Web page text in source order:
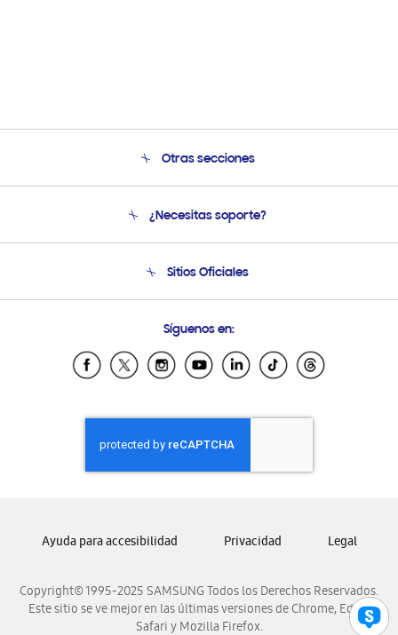
Otras secciones
Soporte
¿Necesitas soporte?
Soporte vía eMail
Sitios Oficiales
Samsung Ecuador
Samsung El Salvador
Samsung Honduras
Samsung Nicaragua
Samsung Panamá
Samsung Venezuela
Síguenos en:
Copyright© 1995-2025 SAMSUNG Todos los Derechos Reservados.
Este sitio se ve mejor en las últimas versiones de Chrome, Edge,
Safari y Mozilla Firefox.
Ayuda para accesibilidad Privacidad Legal